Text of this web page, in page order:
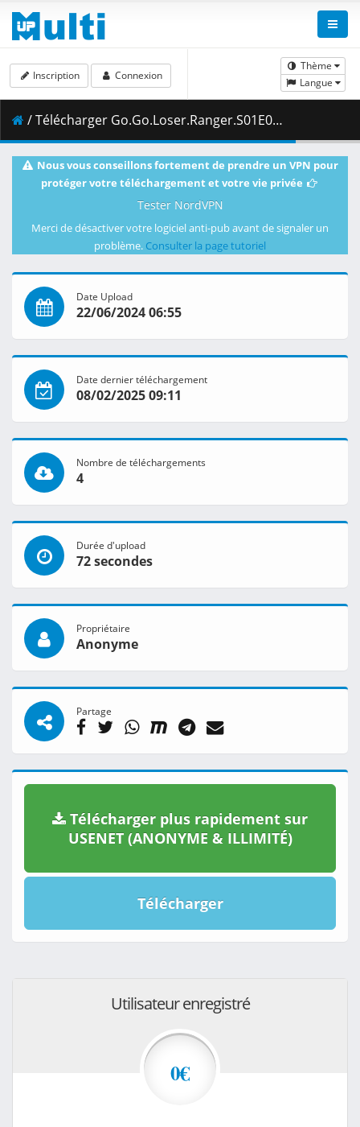
Thème
Langue
Inscription Connexion
/ Télécharger Go.Go.Loser.Ranger.S01E08.Shout.Out.Loud.Cadets.1080p.DSNP.WEB-DL.AAC2.0.H.264.mkv.003 ( 353.16 MB )
Nous vous conseillons fortement de prendre un VPN pour
protéger votre téléchargement et votre vie privée
Tester NordVPN
Merci de désactiver votre logiciel anti-pub avant de signaler un
problème. Consulter la page tutoriel
Date Upload
22/06/2024 06:55
Date dernier téléchargement
08/02/2025 09:11
Nombre de téléchargements
4
Durée d'upload
72 secondes
Propriétaire
Anonyme
Partage
Télécharger plus rapidement sur
USENET (ANONYME & ILLIMITÉ)
Télécharger
Utilisateur enregistré
0€